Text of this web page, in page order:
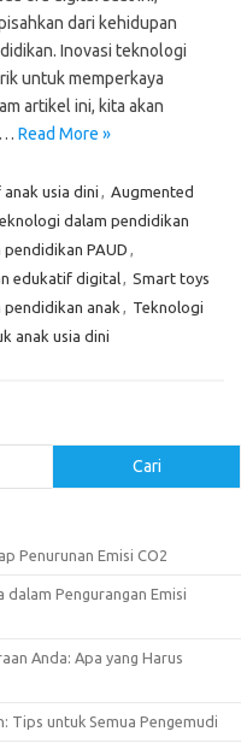
dari kehidupan
Inovasi teknologi
untuk memperkaya
artikel ini, kita akan
Read More »
usia dini , Augmented
dalam pendidikan
PAUD ,
edukatif digital, Smart toys
anak , Teknologi
anak usia dini
Cari
Penurunan Emisi CO2
Pengurangan Emisi
Anda: Apa yang Harus
Tips untuk Semua Pengemudi